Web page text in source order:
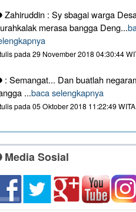
Zahiruddin : Sy sbagai warga
merasa bangga Deng...
pada 29 November 2018 04:30:44
: Semangat... Dan buatlah
...baca selengkapnya
pada 05 Oktober 2018 11:22:49 WITA
Media Sosial